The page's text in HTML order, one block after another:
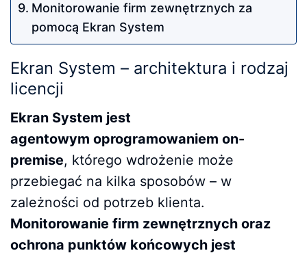
Monitorowanie firm zewnętrznych za
pomocą Ekran System
Ekran System – architektura i rodzaj
licencji
Ekran System jest
agentowym oprogramowaniem on-
premise, którego wdrożenie może
przebiegać na kilka sposobów – w
zależności od potrzeb klienta.
Monitorowanie firm zewnętrznych oraz
ochrona punktów końcowych jest